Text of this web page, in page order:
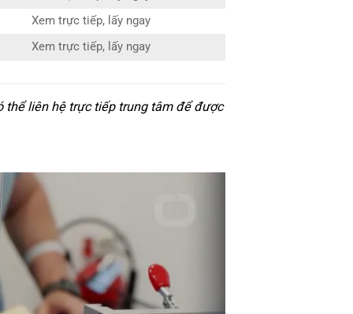
Xem trực tiếp, lấy ngay
Xem trực tiếp, lấy ngay
thể liên hệ trực tiếp trung tâm để được